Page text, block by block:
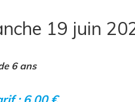
19 juin
6 ans
: 6,00 €